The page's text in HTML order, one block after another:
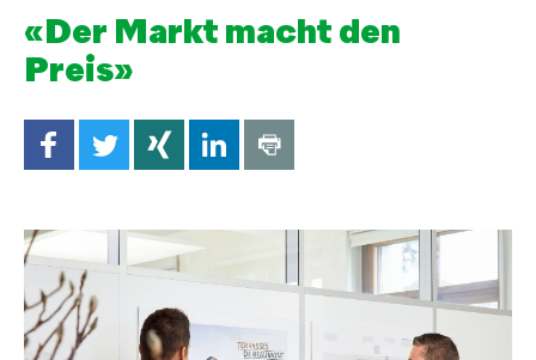
«Der Markt macht den
Preis»